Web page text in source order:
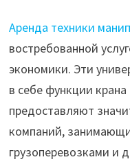
Аренда техники
востребованной
экономики. Эти
в себе функции
предоставляют
компаний,
грузоперевозками и